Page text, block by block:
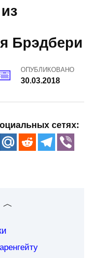
Брэдбери
ОПУБЛИКОВАНО
30.03.2018
сетях: